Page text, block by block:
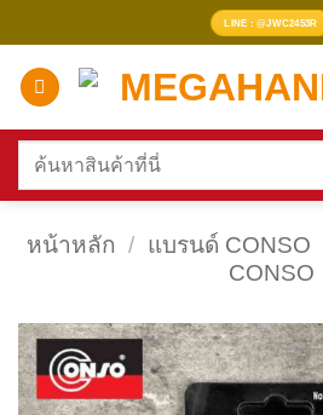
ไป
เนื้อหา
LINE : @JWC2453R
ค้นหา:
หน้าหลัก / แบรนด์ CONSO
CONSO